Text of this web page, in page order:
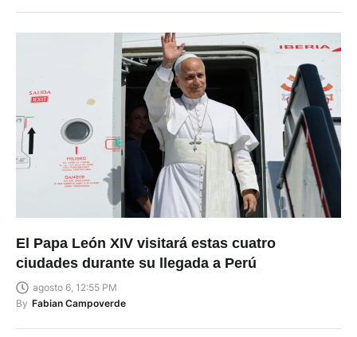
El Papa León XIV visitará estas cuatro
ciudades durante su llegada a Perú
agosto 6, 12:55 PM
By Fabian Campoverde